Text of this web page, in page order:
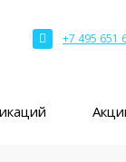
+7 495 651